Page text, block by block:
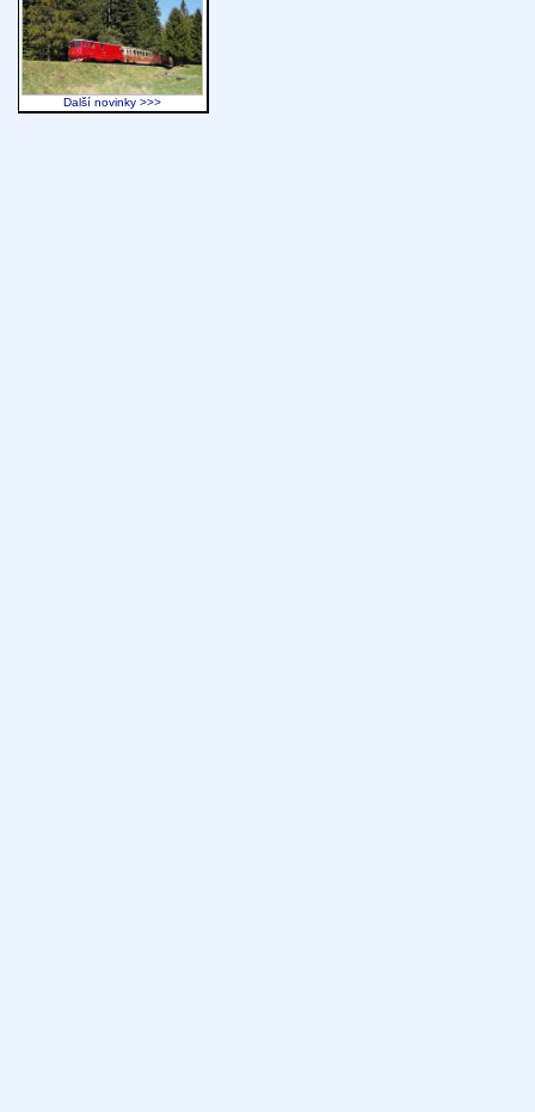
Další novinky >>>